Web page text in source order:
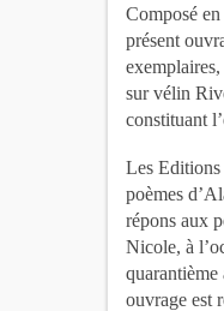
Composé
présent
sur vélin
constituant
Les Editions
poèmes
répons aux
Nicole, à
quarantième
ouvrage est